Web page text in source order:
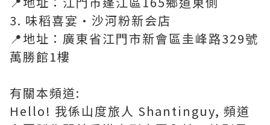
3. 味稻喜宴·沙河粉新会店
📍地址：廣東省江門市新會區圭峰路329號
萬勝館1樓
有關本頻道:
Hello! 我係山度旅人 Shantinguy, 頻道